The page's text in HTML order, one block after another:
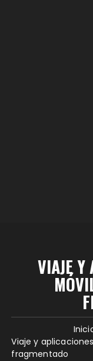
VIAJE Y
Viaje y
fragmentado